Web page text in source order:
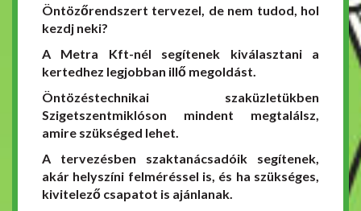
Öntözőrendszert tervezel, de nem tudod, hol
kezdj neki?
A Metra Kft-nél segítenek kiválasztani a
kertedhez legjobban illő megoldást.
Öntözéstechnikai szaküzletükben
Szigetszentmiklóson mindent megtalálsz,
amire szükséged lehet.
A tervezésben szaktanácsadóik segítenek,
akár helyszíni felméréssel is, és ha szükséges,
kivitelező csapatot is ajánlanak.